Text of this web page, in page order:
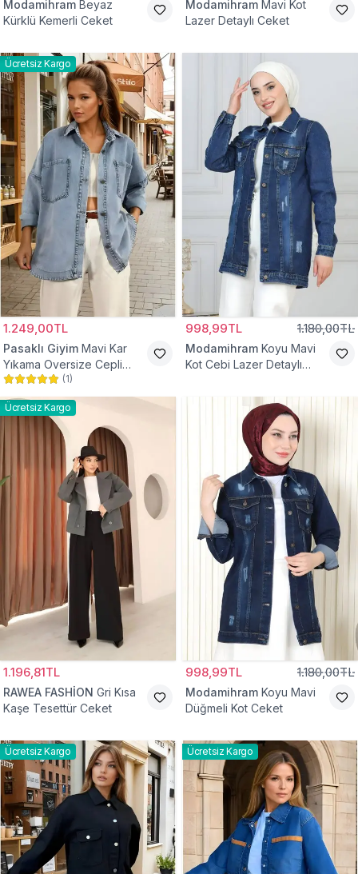
Modamihram Beyaz
Kürklü Kemerli Ceket
Modamihram Mavi Kot
Lazer Detaylı Ceket
Ücretsiz Kargo
1.249,00TL
Pasaklı Giyim Mavi Kar
Yıkama Oversize Cepli
Düğmeli Tesettür Gömlek
Ceket
(1)
998,99TL 1.180,00TL
Modamihram Koyu Mavi
Kot Cebi Lazer Detaylı
Ücretsiz Kargo
1.196,81TL
RAWEA FASHİON Gri Kısa
Kaşe Tesettür Ceket
998,99TL 1.180,00TL
Modamihram Koyu Mavi
Düğmeli Kot Ceket
Ücretsiz Kargo Ücretsiz Kargo